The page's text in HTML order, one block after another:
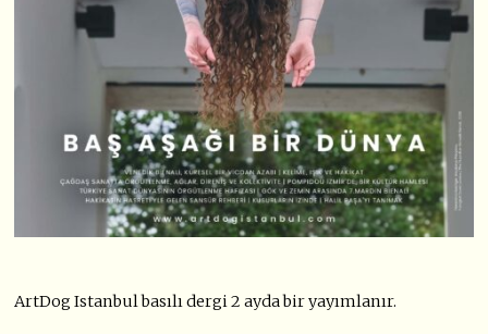
ArtDog Istanbul basılı dergi 2 ayda bir yayımlanır.